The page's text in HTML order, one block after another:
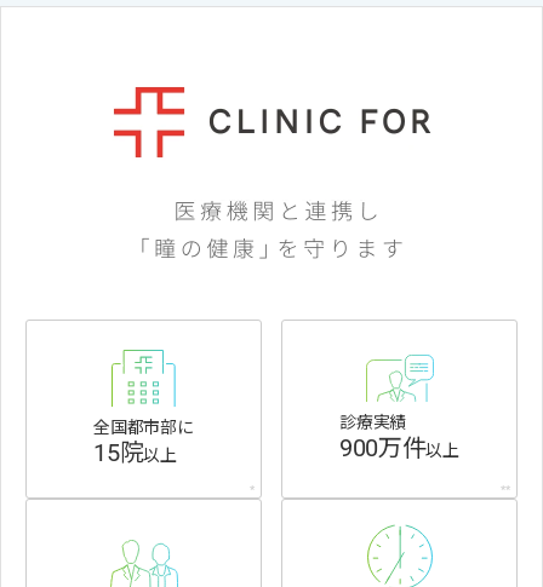
全国都市部に
15院以上
*
診療実績
900万件以上
**